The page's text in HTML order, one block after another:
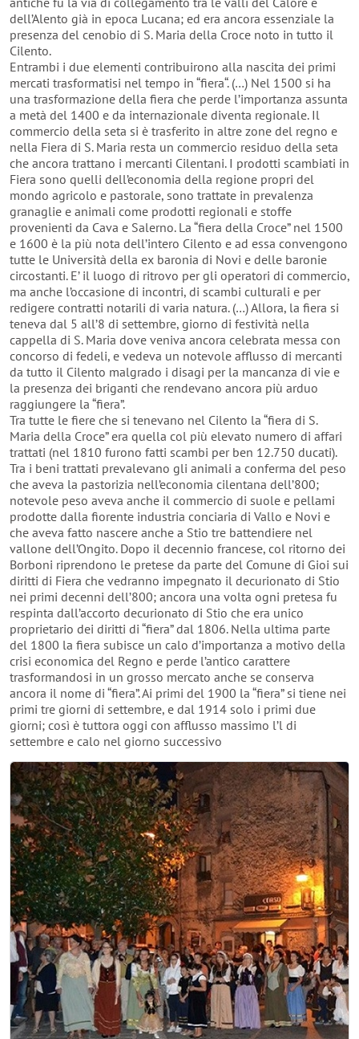
dell’Alento già in epoca Lucana; ed era ancora essenziale la
presenza del cenobio di S. Maria della Croce noto in tutto il
Cilento.
Entrambi i due elementi contribuirono alla nascita dei primi
mercati trasformatisi nel tempo in “fiera“. (…) Nel 1500 si ha
una trasformazione della fiera che perde l’importanza assunta
a metà del 1400 e da internazionale diventa regionale. Il
commercio della seta si è trasferito in altre zone del regno e
nella Fiera di S. Maria resta un commercio residuo della seta
che ancora trattano i mercanti Cilentani. I prodotti scambiati in
Fiera sono quelli dell’economia della regione propri del
mondo agricolo e pastorale, sono trattate in prevalenza
granaglie e animali come prodotti regionali e stoffe
provenienti da Cava e Salerno. La “fiera della Croce” nel 1500
e 1600 è la più nota dell’intero Cilento e ad essa convengono
tutte le Università della ex baronia di Novi e delle baronie
circostanti. E’ il luogo di ritrovo per gli operatori di commercio,
ma anche l’occasione di incontri, di scambi culturali e per
redigere contratti notarili di varia natura. (…) Allora, la fiera si
teneva dal 5 all’8 di settembre, giorno di festività nella
cappella di S. Maria dove veniva ancora celebrata messa con
concorso di fedeli, e vedeva un notevole afflusso di mercanti
da tutto il Cilento malgrado i disagi per la mancanza di vie e
la presenza dei briganti che rendevano ancora più arduo
raggiungere la “fiera”.
Tra tutte le fiere che si tenevano nel Cilento la “fiera di S.
Maria della Croce” era quella col più elevato numero di affari
trattati (nel 1810 furono fatti scambi per ben 12.750 ducati).
Tra i beni trattati prevalevano gli animali a conferma del peso
che aveva la pastorizia nell’economia cilentana dell’800;
notevole peso aveva anche il commercio di suole e pellami
prodotte dalla fiorente industria conciaria di Vallo e Novi e
che aveva fatto nascere anche a Stio tre battendiere nel
vallone dell’Ongito. Dopo il decennio francese, col ritorno dei
Borboni riprendono le pretese da parte del Comune di Gioi sui
diritti di Fiera che vedranno impegnato il decurionato di Stio
nei primi decenni dell’800; ancora una volta ogni pretesa fu
respinta dall’accorto decurionato di Stio che era unico
proprietario dei diritti di “fiera” dal 1806. Nella ultima parte
del 1800 la fiera subisce un calo d’importanza a motivo della
crisi economica del Regno e perde l’antico carattere
trasformandosi in un grosso mercato anche se conserva
ancora il nome di “fiera”. Ai primi del 1900 la “fiera” si tiene nei
primi tre giorni di settembre, e dal 1914 solo i primi due
giorni; così è tuttora oggi con afflusso massimo l’l di
settembre e calo nel giorno successivo